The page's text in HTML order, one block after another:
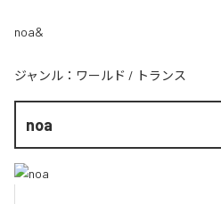
noa&
ジャンル： ワールド / トランス
noa